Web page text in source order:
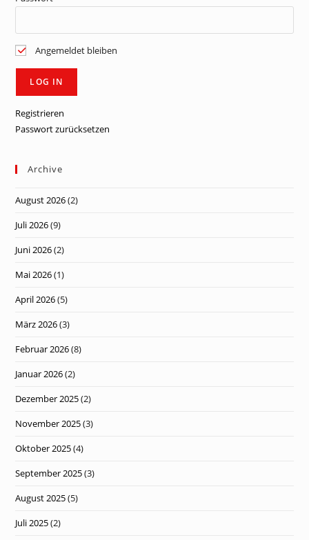
Angemeldet bleiben
Registrieren
Passwort zurücksetzen
Archive
August 2026(2)
Juli 2026(9)
Juni 2026(2)
Mai 2026(1)
April 2026(5)
März 2026(3)
Februar 2026(8)
Januar 2026(2)
Dezember 2025(2)
November 2025(3)
Oktober 2025(4)
September 2025(3)
August 2025(5)
Juli 2025(2)